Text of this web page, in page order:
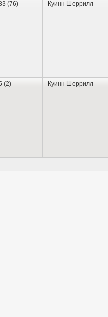
(76) Куинн Шеррилл
(2) Куинн Шеррилл